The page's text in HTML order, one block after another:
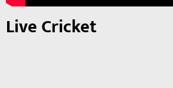
Live Cricket